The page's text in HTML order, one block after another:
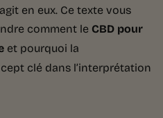
en eux. Ce texte vous
comment le CBD pour
et pourquoi la
clé dans l’interprétation